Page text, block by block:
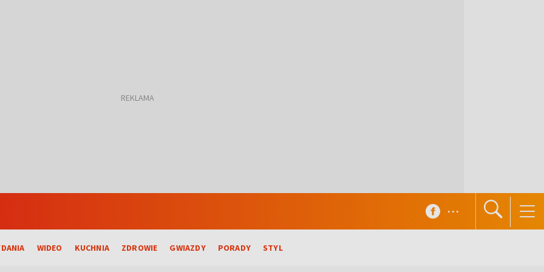
WIDEO KUCHNIA ZDROWIE GWIAZDY PORADY STYL
...